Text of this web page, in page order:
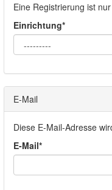
Eine Registrierung ist
Einrichtung*
E-Mail
Diese E-Mail-Adresse
E-Mail*